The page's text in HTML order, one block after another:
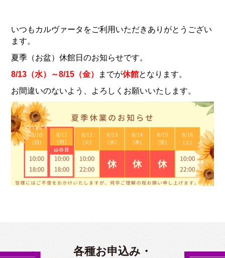
いつもカルヴァータをご利用いただきありがとうござい
ます。
夏季（お盆）休館日のお知らせです。
8/13（水）～8/15（金）
までが休館となります。
お間違いのないよう、よろしくお願いいたします。
各種お申込み・